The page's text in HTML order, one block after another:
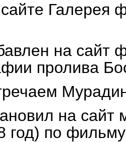
Галерея
на сайт
пролива
на сайт
год) по